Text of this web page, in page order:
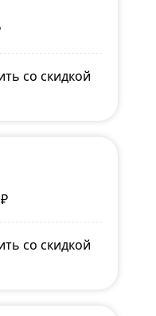
со скидкой
со скидкой